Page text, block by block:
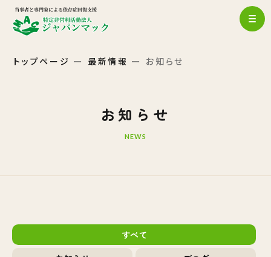
トップページ 最新情報 お知らせ
お知らせ
NEWS
すべて